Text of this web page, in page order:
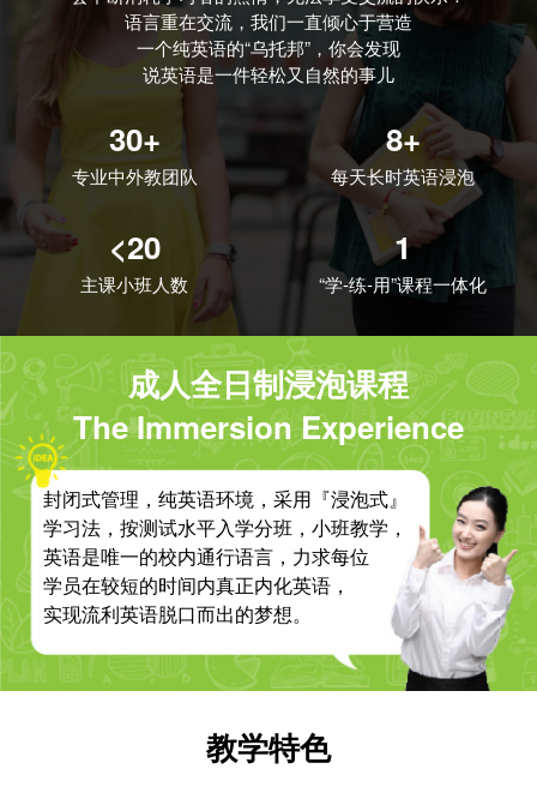
语言重在交流，我们一直倾心于营造
一个纯英语的“乌托邦”，你会发现
说英语是一件轻松又自然的事儿
30+
专业中外教团队
8+
每天长时英语浸泡
<20
主课小班人数
1
“学-练-用”课程一体化
成人全日制浸泡课程
The Immersion Experience
封闭式管理，纯英语环境，采用『浸泡式』
学习法，按测试水平入学分班，小班教学，
英语是唯一的校内通行语言，力求每位
学员在较短的时间内真正内化英语，
实现流利英语脱口而出的梦想。
教学特色